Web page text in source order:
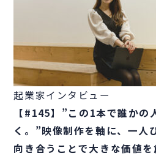
起業家インタビュー
【#145】”この1本で誰かの
く。”映像制作を軸に、一人
向き合うことで大きな価値を